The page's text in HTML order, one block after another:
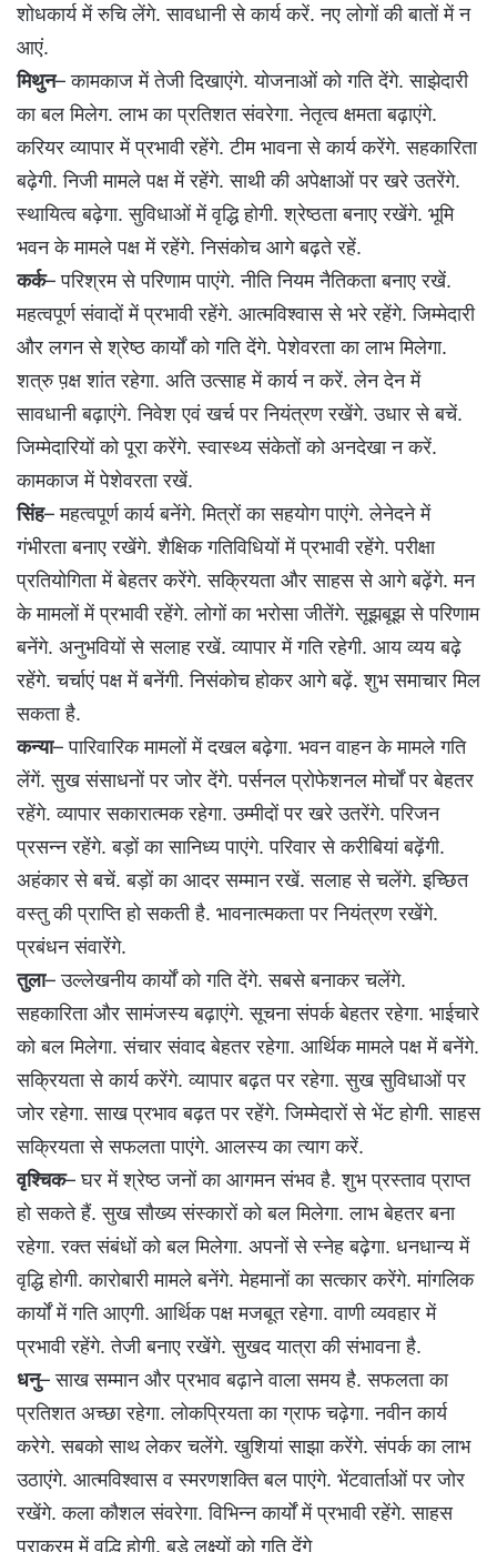
शोधकार्य में रुचि लेंगे. सावधानी से कार्य करें. नए लोगों की बातों में न
आएं.
मिथुन– कामकाज में तेजी दिखाएंगे. योजनाओं को गति देंगे. साझेदारी
का बल मिलेग. लाभ का प्रतिशत संवरेगा. नेतृत्व क्षमता बढ़ाएंगे.
करियर व्यापार में प्रभावी रहेंगे. टीम भावना से कार्य करेंगे. सहकारिता
बढ़ेगी. निजी मामले पक्ष में रहेंगे. साथी की अपेक्षाओं पर खरे उतरेंगे.
स्थायित्व बढ़ेगा. सुविधाओं में वृद्धि होगी. श्रेष्ठता बनाए रखेंगे. भूमि
भवन के मामले पक्ष में रहेंगे. निसंकोच आगे बढ़ते रहें.
कर्क– परिश्रम से परिणाम पाएंगे. नीति नियम नैतिकता बनाए रखें.
महत्वपूर्ण संवादों में प्रभावी रहेंगे. आत्मविश्वास से भरे रहेंगे. जिम्मेदारी
और लगन से श्रेष्ठ कार्यों को गति देंगे. पेशेवरता का लाभ मिलेगा.
शत्रु प़क्ष शांत रहेगा. अति उत्साह में कार्य न करें. लेन देन में
सावधानी बढ़ाएंगे. निवेश एवं खर्च पर नियंत्रण रखेंगे. उधार से बचें.
जिम्मेदारियों को पूरा करेंगे. स्वास्थ्य संकेतों को अनदेखा न करें.
कामकाज में पेशेवरता रखें.
सिंह– महत्वपूर्ण कार्य बनेंगे. मित्रों का सहयोग पाएंगे. लेनेदने में
गंभीरता बनाए रखेंगे. शैक्षिक गतिविधियों में प्रभावी रहेंगे. परीक्षा
प्रतियोगिता में बेहतर करेंगे. सक्रियता और साहस से आगे बढ़ेंगे. मन
के मामलों में प्रभावी रहेंगे. लोगों का भरोसा जीतेंगे. सूझबूझ से परिणाम
बनेंगे. अनुभवियों से सलाह रखें. व्यापार में गति रहेगी. आय व्यय बढ़े
रहेंगे. चर्चाएं पक्ष में बनेंगी. निसंकोच होकर आगे बढ़ें. शुभ समाचार मिल
सकता है.
कन्या– पारिवारिक मामलों में दखल बढ़ेगा. भवन वाहन के मामले गति
लेंगें. सुख संसाधनों पर जोर देंगे. पर्सनल प्रोफेशनल मोर्चों पर बेहतर
रहेंगे. व्यापार सकारात्मक रहेगा. उम्मीदों पर खरे उतरेंगे. परिजन
प्रसन्न रहेंगे. बड़ों का सानिध्य पाएंगे. परिवार से करीबियां बढ़ेंगी.
अहंकार से बचें. बड़ों का आदर सम्मान रखें. सलाह से चलेंगे. इच्छित
वस्तु की प्राप्ति हो सकती है. भावनात्मकता पर नियंत्रण रखेंगे.
प्रबंधन संवारेंगे.
तुला– उल्लेखनीय कार्यों को गति देंगे. सबसे बनाकर चलेंगे.
सहकारिता और सामंजस्य बढ़ाएंगे. सूचना संपर्क बेहतर रहेगा. भाईचारे
को बल मिलेगा. संचार संवाद बेहतर रहेगा. आर्थिक मामले पक्ष में बनेंगे.
सक्रियता से कार्य करेंगे. व्यापार बढ़त पर रहेगा. सुख सुविधाओं पर
जोर रहेगा. साख प्रभाव बढ़त पर रहेंगे. जिम्मेदारों से भेंट होगी. साहस
सक्रियता से सफलता पाएंगे. आलस्य का त्याग करें.
वृश्चिक– घर में श्रेष्ठ जनों का आगमन संभव है. शुभ प्रस्ताव प्राप्त
हो सकते हैं. सुख सौख्य संस्कारों को बल मिलेगा. लाभ बेहतर बना
रहेगा. रक्त संबंधों को बल मिलेगा. अपनों से स्नेह बढ़ेगा. धनधान्य में
वृद्धि होगी. कारोबारी मामले बनेंगे. मेहमानों का सत्कार करेंगे. मांगलिक
कार्यों में गति आएगी. आर्थिक पक्ष मजबूत रहेगा. वाणी व्यवहार में
प्रभावी रहेंगे. तेजी बनाए रखेंगे. सुखद यात्रा की संभावना है.
धनु– साख सम्मान और प्रभाव बढ़ाने वाला समय है. सफलता का
प्रतिशत अच्छा रहेगा. लोकप्रियता का ग्राफ चढ़ेगा. नवीन कार्य
करेगे. सबको साथ लेकर चलेंगे. खुशियां साझा करेंगे. संपर्क का लाभ
उठाएंगे. आत्मविश्वास व स्मरणशक्ति बल पाएंगे. भेंटवार्ताओं पर जोर
रखेंगे. कला कौशल संवरेगा. विभिन्न कार्यों में प्रभावी रहेंगे. साहस
पराक्रम में वृद्धि होगी. बड़े लक्ष्यों को गति देंगे